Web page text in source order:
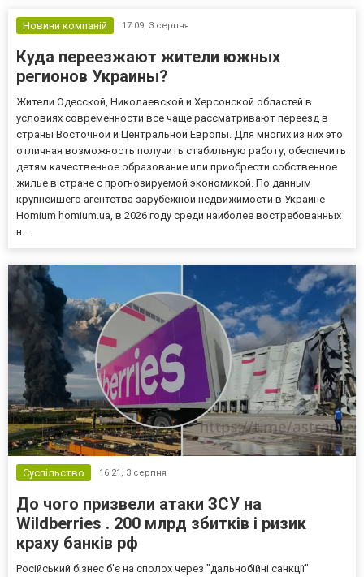
Новини компаній 17:09, 3 серпня
Куда переезжают жители южных
регионов Украины?
Жители Одесской, Николаевской и Херсонской областей в
условиях современности все чаще рассматривают переезд в
страны Восточной и Центральной Европы. Для многих из них это
отличная возможность получить стабильную работу, обеспечить
детям качественное образование или приобрести собственное
жилье в стране с прогнозируемой экономикой. По данным
крупнейшего агентства зарубежной недвижимости в Украине
Homium homium.ua, в 2026 году среди наиболее востребованных
н...
Суспільство 16:21, 3 серпня
До чого призвели атаки ЗСУ на
Wildberries . 200 млрд збитків і ризик
краху банків рф
Російський бізнес б'є на сполох через "дальнобійні санкції"